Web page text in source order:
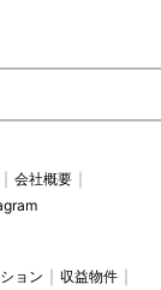
会社概要
ョン
収益物件